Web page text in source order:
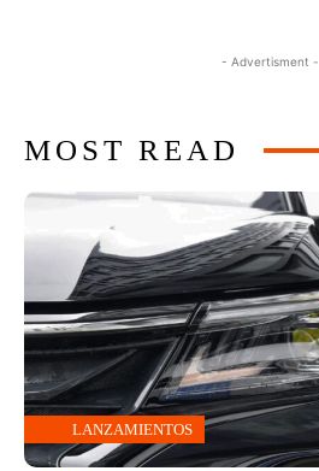
- Advertisment -
MOST READ
LANZAMIENTOS